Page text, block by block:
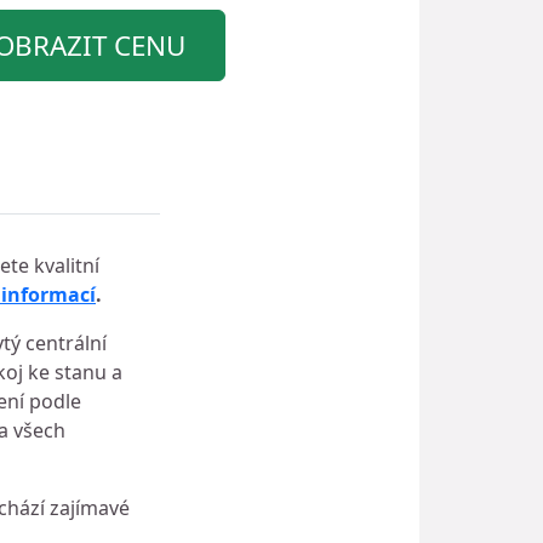
CENU
kvalitní
.
centrální
ke stanu a
podle
všech
zajímavé